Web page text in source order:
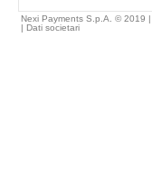
Nexi Payments S.p.A. © 2019
| Dati societari